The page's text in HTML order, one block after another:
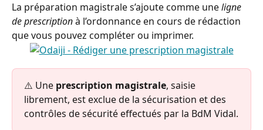
La préparation magistrale s’ajoute comme une ligne
de prescription à l’ordonnance en cours de rédaction
que vous pouvez compléter ou imprimer.
⚠️ Une prescription magistrale, saisie
librement, est exclue de la sécurisation et des
contrôles de sécurité effectués par la BdM Vidal.